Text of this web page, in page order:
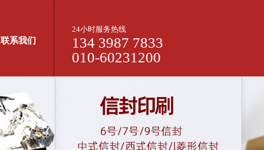
联系我们
24小时服务热线
134 3987 7833
010-60231200